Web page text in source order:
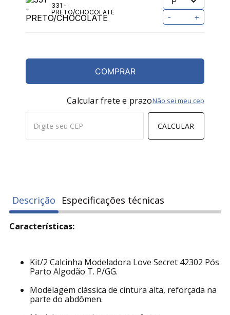
331 -
PRETO/CHOCOLATE
- +
COMPRAR
Calcular frete e prazo
CALCULAR
Não sei meu cep
Descrição Especificações técnicas
Características:
Kit/2 Calcinha Modeladora Love Secret 42302 Pós
Parto Algodão T. P/GG.
Modelagem clássica de cintura alta, reforçada na
parte do abdômen.